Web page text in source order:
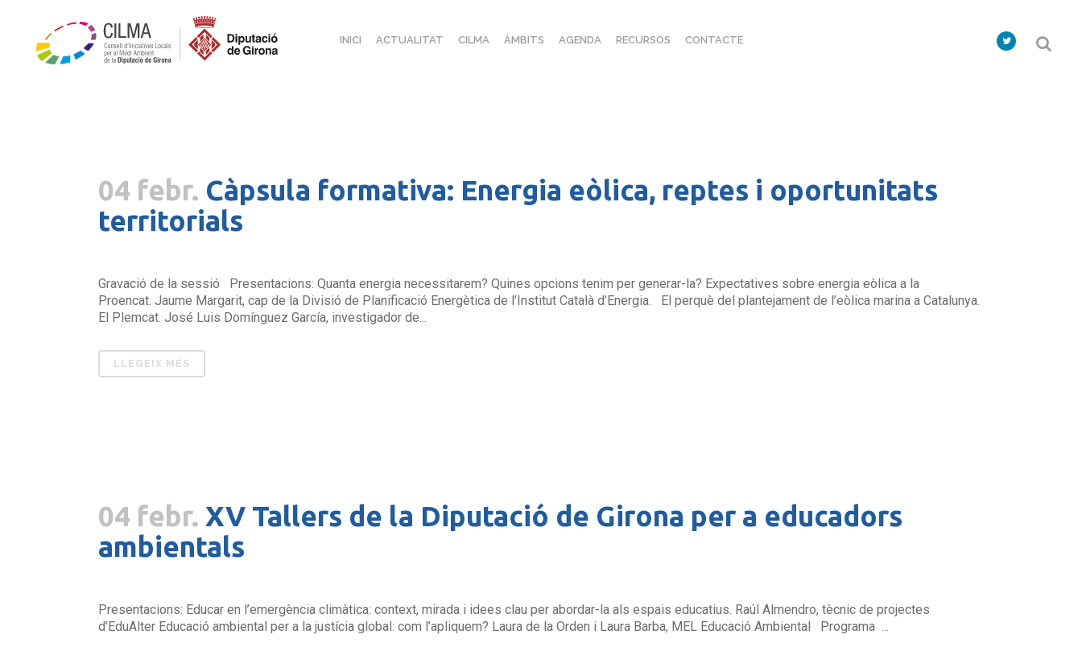
INICI ACTUALITAT CILMA ÀMBITS AGENDA RECURSOS CONTACTE
04 febr. Càpsula formativa: Energia eòlica, reptes i oportunitats
territorials
Gravació de la sessió Presentacions: Quanta energia necessitarem? Quines opcions tenim per generar-la? Expectatives sobre energia eòlica a la
Proencat. Jaume Margarit, cap de la Divisió de Planificació Energètica de l’Institut Català d’Energia. El perquè del plantejament de l’eòlica marina a Catalunya.
El Plemcat. José Luis Domínguez García, investigador de...
LLEGEIX MÉS
04 febr. XV Tallers de la Diputació de Girona per a educadors
ambientals
Presentacions: Educar en l’emergència climàtica: context, mirada i idees clau per abordar-la als espais educatius. Raúl Almendro, tècnic de projectes
d’EduAlter Educació ambiental per a la justícia global: com l’apliquem? Laura de la Orden i Laura Barba, MEL Educació Ambiental Programa ...